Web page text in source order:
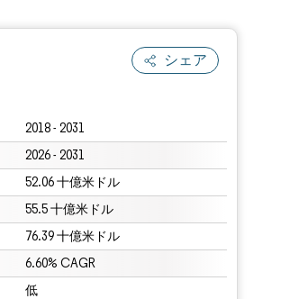
シェア
2018 - 2031
2026 - 2031
52.06 十億米ドル
55.5 十億米ドル
76.39 十億米ドル
6.60% CAGR
低